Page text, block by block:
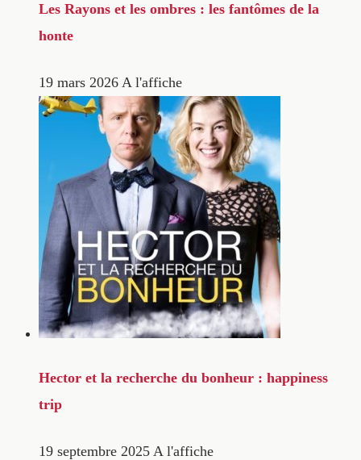
Les Rayons et les ombres : les fantômes de la
honte
19 mars 2026 A l'affiche
Hector et la recherche du bonheur : happiness
trip
19 septembre 2025 A l'affiche